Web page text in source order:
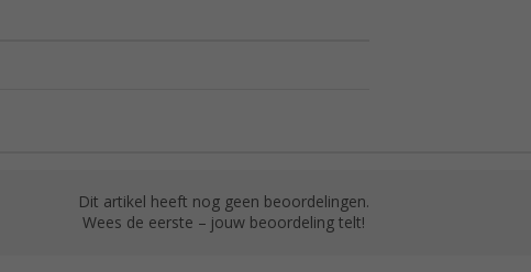
Dit artikel heeft nog geen beoordelingen.
Wees de eerste – jouw beoordeling telt!